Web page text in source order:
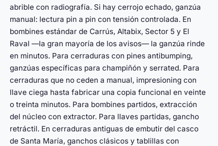
abrible con radiografía. Si hay cerrojo echado, ganzúa
manual: lectura pin a pin con tensión controlada. En
bombines estándar de Carrús, Altabix, Sector 5 y El
Raval —la gran mayoría de los avisos— la ganzúa rinde
en minutos. Para cerraduras con pines antibumping,
ganzúas específicas para champiñón y serrated. Para
cerraduras que no ceden a manual, impresioning con
llave ciega hasta fabricar una copia funcional en veinte
o treinta minutos. Para bombines partidos, extracción
del núcleo con extractor. Para llaves partidas, gancho
retráctil. En cerraduras antiguas de embutir del casco
de Santa María, ganchos clásicos y tablillas con